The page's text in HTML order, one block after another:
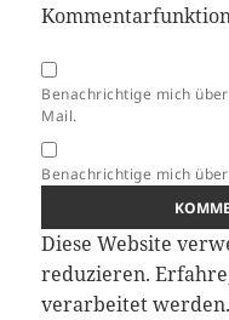
Benachrichtige mich
Mail.
Benachrichtige mich
Diese Website
reduzieren.
verarbeitet werden.